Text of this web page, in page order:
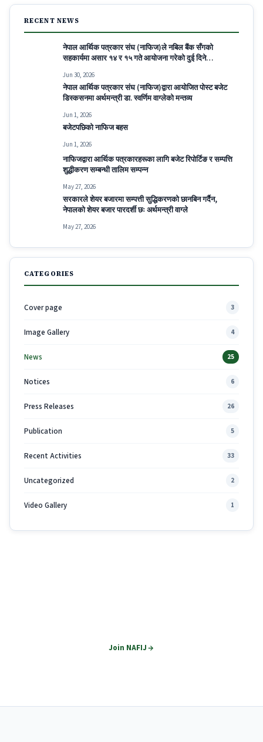
RECENT NEWS
नेपाल आर्थिक पत्रकार संघ (नाफिज)ले नबिल बैंक सँगको
सहकार्यमा असार १४ र १५ गते आयोजना गरेको दुई दिने
Journalists कार्यक्रम सम्पन्न
Jun 30, 2026
नेपाल आर्थिक पत्रकार संघ (नाफिज)द्वारा आयोजित पोस्ट बजेट
डिस्कसनमा अर्थमन्त्री डा. स्वर्णिम वाग्लेको मन्तव्य
Jun 1, 2026
बजेटपछिको नाफिज बहस
Jun 1, 2026
नाफिजद्वारा आर्थिक पत्रकारहरूका लागि बजेट रिपोर्टिङ र सम्पत्ति
शुद्धीकरण सम्बन्धी तालिम सम्पन्न
May 27, 2026
सरकारले शेयर बजारमा सम्पत्ती सुद्धिकरणको छानबिन गर्दैन,
नेपालको शेयर बजार पारदर्शी छः अर्थमन्त्री वाग्ले
May 27, 2026
CATEGORIES
Cover page 3
Image Gallery 4
News 25
Notices 6
Press Releases 26
Publication 5
Recent Activities 33
Uncategorized 2
Video Gallery 1
Join NAFIJ